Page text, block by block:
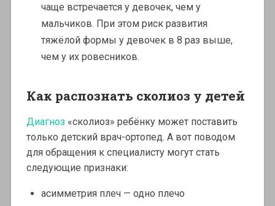
чаще встречается у девочек, чем у
мальчиков. При этом риск развития
тяжёлой формы у девочек в 8 раз выше,
чем у их ровесников.
Как распознать сколиоз у детей
Диагноз «сколиоз» ребёнку может поставить
только детский врач-ортопед. А вот поводом
для обращения к специалисту могут стать
следующие признаки:
асимметрия плеч — одно плечо